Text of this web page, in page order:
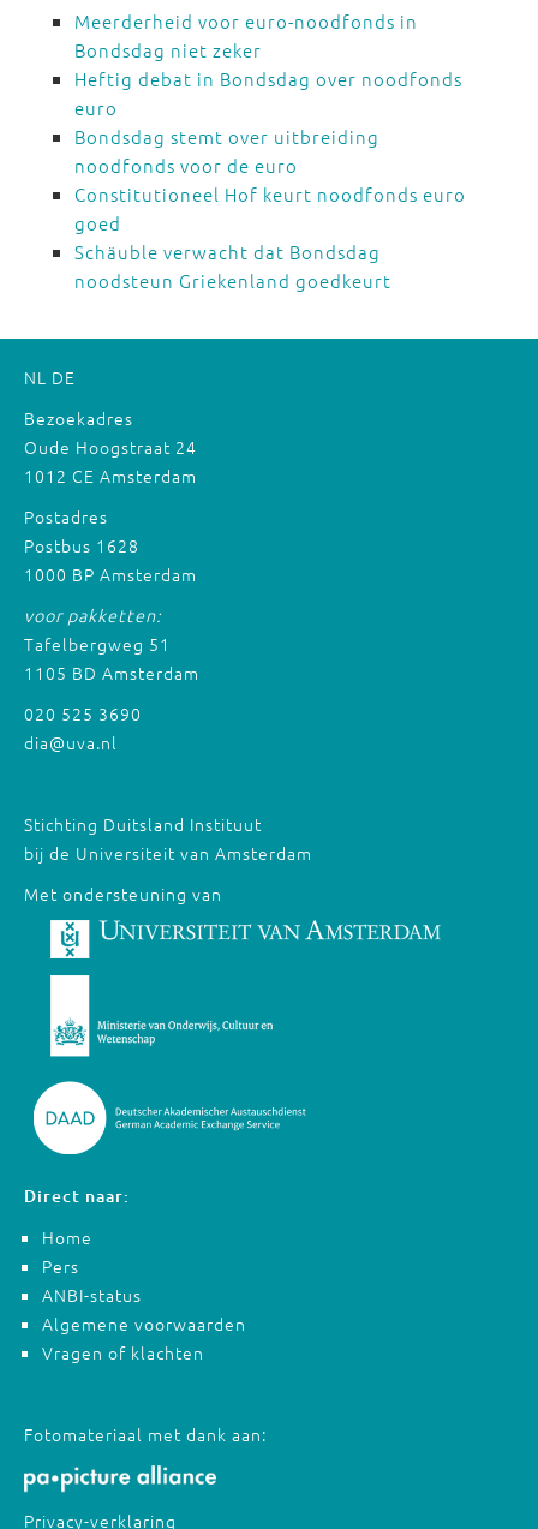
Meerderheid voor euro-noodfonds in
Bondsdag niet zeker
Heftig debat in Bondsdag over noodfonds
euro
Bondsdag stemt over uitbreiding
noodfonds voor de euro
Constitutioneel Hof keurt noodfonds euro
goed
Schäuble verwacht dat Bondsdag
noodsteun Griekenland goedkeurt
NL DE
Bezoekadres
Oude Hoogstraat 24
1012 CE Amsterdam
Postadres
Postbus 1628
1000 BP Amsterdam
voor pakketten:
Tafelbergweg 51
1105 BD Amsterdam
020 525 3690
dia@uva.nl
Stichting Duitsland Instituut
bij de Universiteit van Amsterdam
Met ondersteuning van
Direct naar:
Home
Pers
ANBI-status
Algemene voorwaarden
Vragen of klachten
Fotomateriaal met dank aan:
Privacy-verklaring